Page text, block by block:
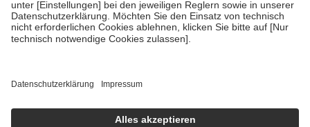
• empfohlenen Schutzimpfungen
• Harn- und Blutteststreifen
getroffen, um sicherzustellen, dass es sich um echte Bewertungen
https://help.etrusted.com/hc/de/articles/4419944605341